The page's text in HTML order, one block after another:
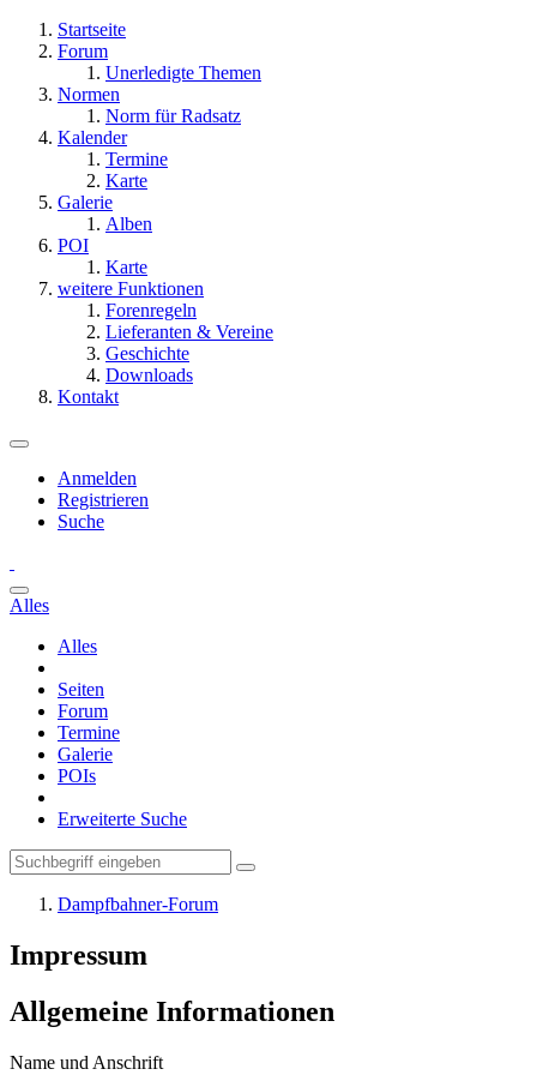
Startseite
Forum
Unerledigte Themen
Normen
Norm für Radsatz
Kalender
Termine
Karte
Galerie
Alben
POI
Karte
weitere Funktionen
Forenregeln
Lieferanten & Vereine
Geschichte
Downloads
Kontakt
Anmelden
Registrieren
Suche
Alles
Alles
Seiten
Forum
Termine
Galerie
POIs
Erweiterte Suche
Dampfbahner-Forum
Impressum
Allgemeine Informationen
Name und Anschrift